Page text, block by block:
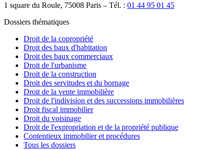
1 square du Roule, 75008 Paris – Tél. : 01 44 95 01 45
Dossiers thématiques
Droit de la copropriété
Droit des baux d'habitation
Droit des baux commerciaux
Droit de l'urbanisme
Droit de la construction
Droit des servitudes et du bornage
Droit de la vente immobilière
Droit de l'indivision et des successions immobilières
Droit fiscal immobilier
Droit du voisinage
Droit de l'expropriation et de la propriété publique
Contentieux immobilier et procédures
Tous les dossiers